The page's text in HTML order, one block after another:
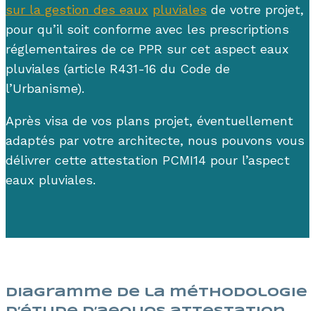
sur la gestion des eaux pluviales de votre projet,
pour qu’il soit conforme avec les prescriptions
réglementaires de ce PPR sur cet aspect eaux
pluviales (article R431-16 du Code de
l’Urbanisme).
Après visa de vos plans projet, éventuellement
adaptés par votre architecte, nous pouvons vous
délivrer cette attestation PCMI14 pour l’aspect
eaux pluviales.
Diagramme de la méthodologie